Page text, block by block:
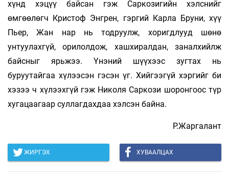
хүнд хэцүү байсан гэж Саркозигийн хэлснийг
өмгөөлөгч Кристоф Энгрен, гэргий Карла Бруни, хүү
Пьер, Жан нар нь тодруулж, хоригдлууд шөнө
унтуулахгүй, орилолдож, хашхиралдан, заналхийлж
байсныг ярьжээ. Үнэний шүүхээс зугтах нь
буруутайгаа хүлээсэн гэсэн үг. Хийгээгүй хэргийг би
хэзээ ч хүлээхгүй гэж Николя Саркози шоронгоос түр
хугацаагаар суллагдахдаа хэлсэн байна.
Р.Жаргалант
ЖИРГЭХ ХУВААЛЦАХ